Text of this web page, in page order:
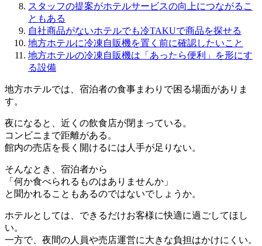
スタッフの提案がホテルサービスの向上につながるこ
ともある
自社商品がないホテルでも冷TAKUで商品を探せる
地方ホテルに冷凍自販機を置く前に確認したいこと
地方ホテルの冷凍自販機は「あったら便利」を形にす
る設備
地方ホテルでは、宿泊者の食事まわりで困る場面がありま
す。
夜になると、近くの飲食店が閉まっている。
コンビニまで距離がある。
館内の売店を長く開けるには人手が足りない。
そんなとき、宿泊者から
「何か食べられるものはありませんか」
と聞かれることもあるのではないでしょうか。
ホテルとしては、できるだけお客様に快適に過ごしてほし
い。
一方で、夜間の人員や売店運営に大きな負担はかけにくい。